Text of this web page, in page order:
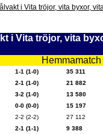
i Vita tröjor, vita byxor,
i Vita tröjor, vita
1-1 (1-0)
35 311
2-1 (1-0)
21 882
3-2 (1-0)
13 580
0-0 (0-0)
15 197
2-2 (2-2)
27 112
2-1 (1-1) 9 388